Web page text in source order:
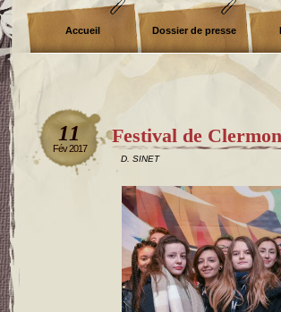
Accueil Dossier de presse
11
Fév 2017
Festival de
D. SINET